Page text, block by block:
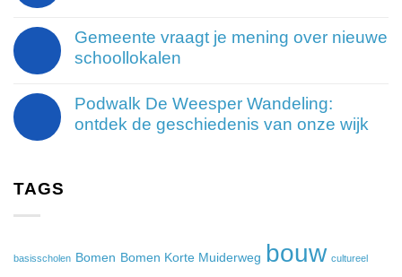
Gemeente vraagt je mening over nieuwe
schoollokalen
Podwalk De Weesper Wandeling:
ontdek de geschiedenis van onze wijk
TAGS
basisscholen Bomen Bomen Korte Muiderweg bouw cultureel